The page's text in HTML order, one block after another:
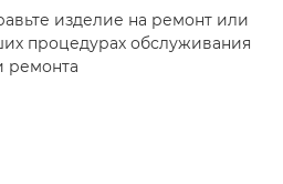
изделие на ремонт или
процедурах обслуживания
ремонта